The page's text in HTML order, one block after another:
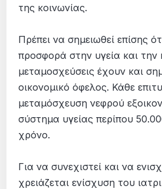
της κοινωνίας.
Πρέπει να σημειωθεί επίσης
προσφορά στην υγεία και την
μεταμοσχεύσεις έχουν και
οικονομικό όφελος. Κάθε
μεταμόσχευση νεφρού
σύστημα υγείας περίπου
χρόνο.
Για να συνεχιστεί και να
χρειάζεται ενίσχυση του